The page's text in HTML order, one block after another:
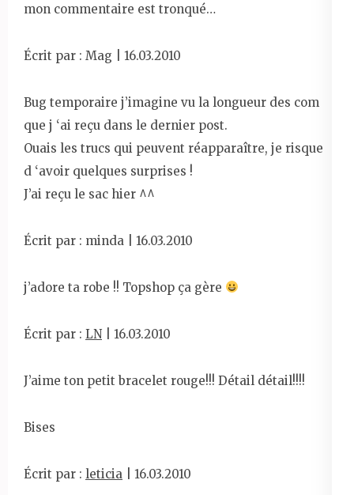
mon commentaire est tronqué…
Écrit par : Mag | 16.03.2010
Bug temporaire j’imagine vu la longueur des com
que j ‘ai reçu dans le dernier post.
Ouais les trucs qui peuvent réapparaître, je risque
d ‘avoir quelques surprises !
J’ai reçu le sac hier ^^
Écrit par : minda | 16.03.2010
j’adore ta robe !! Topshop ça gère
Écrit par : LN | 16.03.2010
J’aime ton petit bracelet rouge!!! Détail détail!!!!
Bises
Écrit par : leticia | 16.03.2010